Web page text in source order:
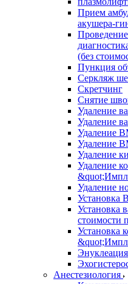
Прием
акушера-
(без
Пункция
Серкляж
Скретчинг
Снятие
Удаление
Удаление
Удаление
Удаление
Удаление
Удаление
Удаление
Установка
Установка
стоимости
Установка
Анестезиология